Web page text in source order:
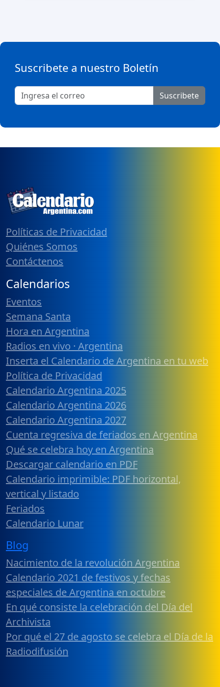
Suscribete a nuestro Boletín
Suscribete
Políticas de Privacidad
Quiénes Somos
Contáctenos
Calendarios
Eventos
Semana Santa
Hora en Argentina
Radios en vivo · Argentina
Inserta el Calendario de Argentina en tu web
Política de Privacidad
Calendario Argentina 2025
Calendario Argentina 2026
Calendario Argentina 2027
Cuenta regresiva de feriados en Argentina
Qué se celebra hoy en Argentina
Descargar calendario en PDF
Calendario imprimible: PDF horizontal,
vertical y listado
Feriados
Calendario Lunar
Blog
Nacimiento de la revolución Argentina
Calendario 2021 de festivos y fechas
especiales de Argentina en octubre
En qué consiste la celebración del Día del
Archivista
Por qué el 27 de agosto se celebra el Día de la
Radiodifusión